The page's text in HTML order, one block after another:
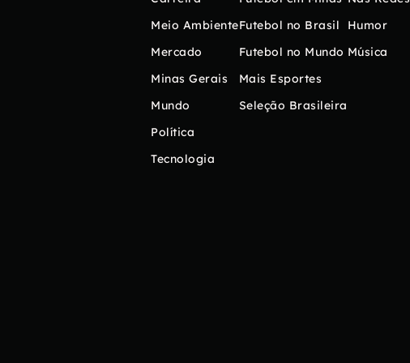
Meio Ambiente
Mercado
Minas Gerais
Mundo
Política
Tecnologia
Futebol no Brasil
Futebol no Mundo
Mais Esportes
Seleção Brasileira
Humor
Música